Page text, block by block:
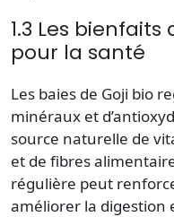
1.3 Les
pour la santé
Les baies de Goji bio
minéraux et
source naturelle de
et de fibres
régulière peut
améliorer la digestion